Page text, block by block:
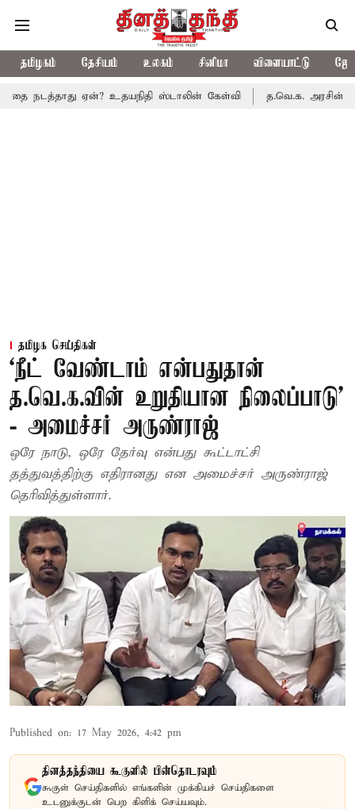
தமிழகம் தேசியம் உலகம் சினிமா விளையாட்டு
ஏன்? உதயநிதி ஸ்டாலின் கேள்வி த.வெ.க. அரசின் முதல்
தமிழக செய்திகள்
‘நீட் வேண்டாம் என்பதுதான்
த.வெ.க.வின் உறுதியான நிலைப்பாடு’
- அமைச்சர் அருண்ராஜ்
ஒரே நாடு, ஒரே தேர்வு என்பது கூட்டாட்சி
தத்துவத்திற்கு எதிரானது என அமைச்சர் அருண்ராஜ்
தெரிவித்துள்ளார்.
Published on: 17 May 2026, 4:42 pm
தினத்தந்தியை கூகுளில் பின்தொடரவும்
கூகுள் செய்திகளில் எங்களின் முக்கியச் செய்திகளை
உடனுக்குடன் பெற கிளிக் செய்யவும்.